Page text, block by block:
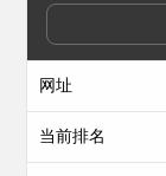
网址
当前排名